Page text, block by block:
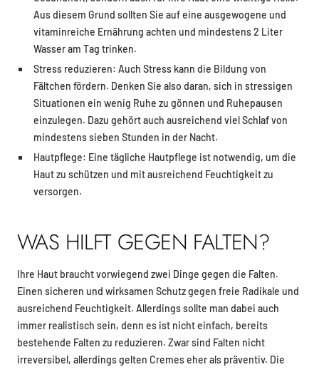
Aus diesem Grund sollten Sie auf eine ausgewogene und
vitaminreiche Ernährung achten und mindestens 2 Liter
Wasser am Tag trinken.
Stress reduzieren: Auch Stress kann die Bildung von
Fältchen fördern. Denken Sie also daran, sich in stressigen
Situationen ein wenig Ruhe zu gönnen und Ruhepausen
einzulegen. Dazu gehört auch ausreichend viel Schlaf von
mindestens sieben Stunden in der Nacht.
Hautpflege: Eine tägliche Hautpflege ist notwendig, um die
Haut zu schützen und mit ausreichend Feuchtigkeit zu
versorgen.
WAS HILFT GEGEN FALTEN?
Ihre Haut braucht vorwiegend zwei Dinge gegen die Falten.
Einen sicheren und wirksamen Schutz gegen freie Radikale und
ausreichend Feuchtigkeit. Allerdings sollte man dabei auch
immer realistisch sein, denn es ist nicht einfach, bereits
bestehende Falten zu reduzieren. Zwar sind Falten nicht
irreversibel, allerdings gelten Cremes eher als präventiv. Die